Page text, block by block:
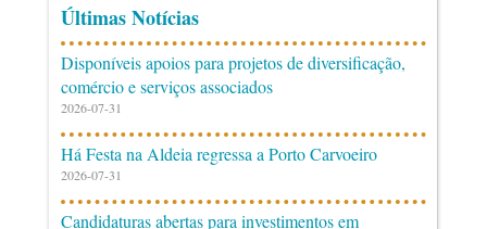
Últimas Notícias
Disponíveis apoios para projetos de diversificação,
comércio e serviços associados
2026-07-31
Há Festa na Aldeia regressa a Porto Carvoeiro
2026-07-31
Candidaturas abertas para investimentos em